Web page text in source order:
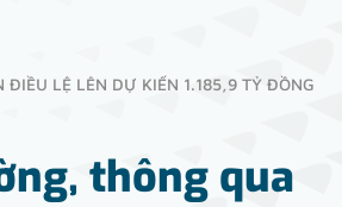
LỆ LÊN DỰ KIẾN 1.185,9 TỶ ĐỒNG
thông qua